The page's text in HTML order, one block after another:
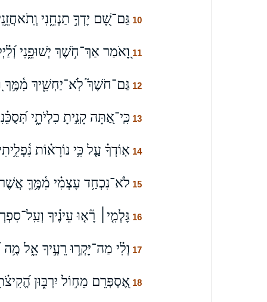
10 גַּם־שָׁ֭ם יָדְךָ֣ תַנְחֵ֑נִי וְֽתֹאחֲזֵ֥נִי
11 וָ֭אֹמַר אַךְ־חֹ֣שֶׁךְ יְשׁוּפֵ֑נִי
12 גַּם־חֹשֶׁךְ֮ לֹֽא־יַחְשִׁ֪יךְ מִ֫מֶּ֥ךָ
13 כִּֽי־אַ֭תָּה קָנִ֣יתָ כִלְיֹתָ֑י
14 אֽוֹדְךָ֗ עַ֤ל כִּ֥י נוֹרָא֗וֹת
15 לֹא־נִכְחַ֥ד עָצְמִ֗י מִ֫מֶּ֥ךָּ
16 גָּלְמִ֤י׀ רָ֘א֤וּ עֵינֶ֗יךָ
17 וְלִ֗י מַה־יָּקְר֣וּ רֵעֶ֣יךָ אֵ֑ל
18 אֶ֭סְפְּרֵם מֵח֣וֹל יִרְבּ֑וּן